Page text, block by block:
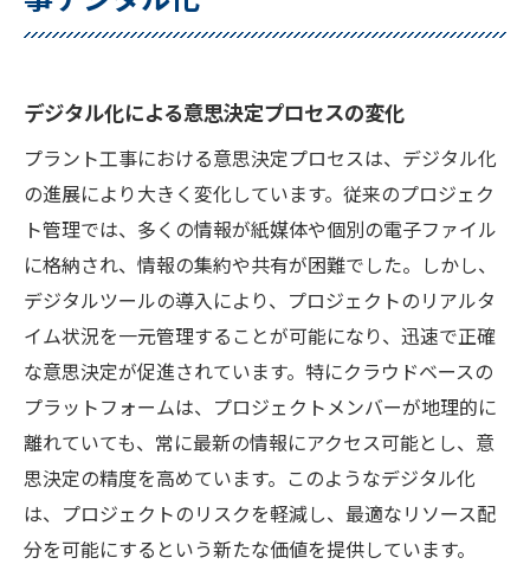
デジタル化による意思決定プロセスの変化
プラント工事における意思決定プロセスは、デジタル化
の進展により大きく変化しています。従来のプロジェク
ト管理では、多くの情報が紙媒体や個別の電子ファイル
に格納され、情報の集約や共有が困難でした。しかし、
デジタルツールの導入により、プロジェクトのリアルタ
イム状況を一元管理することが可能になり、迅速で正確
な意思決定が促進されています。特にクラウドベースの
プラットフォームは、プロジェクトメンバーが地理的に
離れていても、常に最新の情報にアクセス可能とし、意
思決定の精度を高めています。このようなデジタル化
は、プロジェクトのリスクを軽減し、最適なリソース配
分を可能にするという新たな価値を提供しています。